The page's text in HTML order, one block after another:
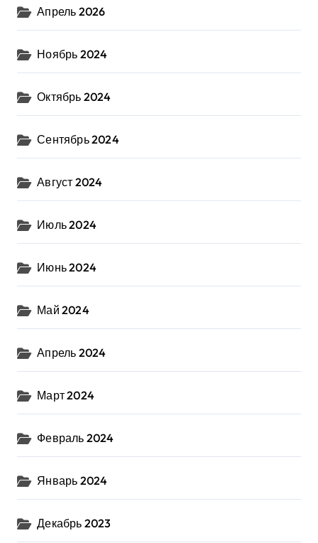
Апрель 2026
Ноябрь 2024
Октябрь 2024
Сентябрь 2024
Август 2024
Июль 2024
Июнь 2024
Май 2024
Апрель 2024
Март 2024
Февраль 2024
Январь 2024
Декабрь 2023